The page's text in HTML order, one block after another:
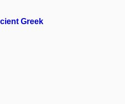
Greek